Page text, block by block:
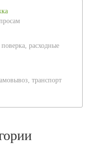
расходные
транспорт